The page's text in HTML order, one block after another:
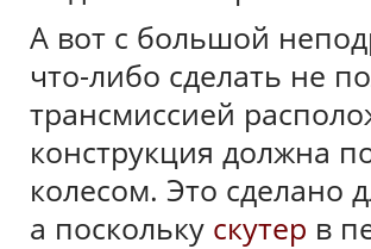
А вот с большой
что-либо сделать не
трансмиссией
конструкция должна
колесом. Это сделано
а поскольку скутер в